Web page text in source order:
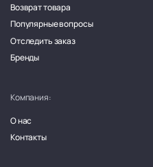
Возврат товара
Популярные вопросы
Отследить заказ
Бренды
Компания:
О нас
Контакты